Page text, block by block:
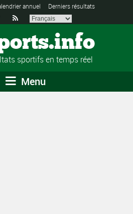
annuel Derniers résultats

sportifs en temps réel
Menu